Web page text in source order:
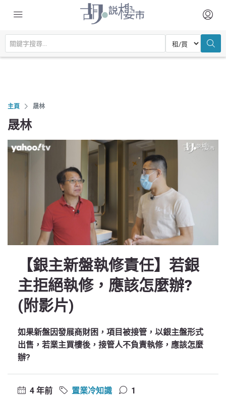
主頁 晟林
晟林
【銀主新盤執修責任】若銀
主拒絕執修，應該怎麼辦?
(附影片)
如果新盤因發展商財困，項目被接管，以銀主盤形式
出售，若業主買樓後，接管人不負責執修，應該怎麼
辦?
4 年前 置業冷知識 1